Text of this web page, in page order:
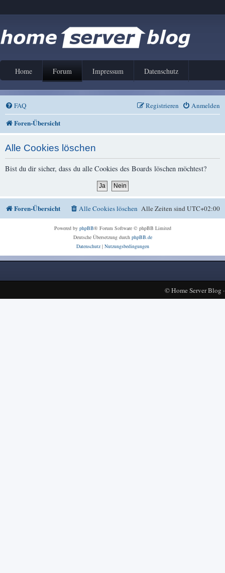
Home Forum Impressum Datenschutz
FAQ Anmelden
Registrieren
Foren-Übersicht
Alle Cookies löschen
Bist du dir sicher, dass du alle Cookies des Boards löschen möchtest?
Foren-Übersicht Alle Zeiten sindUTC+02:00
Alle Cookies löschen
Powered by phpBB® Forum Software © phpBB Limited
Deutsche Übersetzung durch phpBB.de
Datenschutz| Nutzungsbedingungen
©Home Server Blog